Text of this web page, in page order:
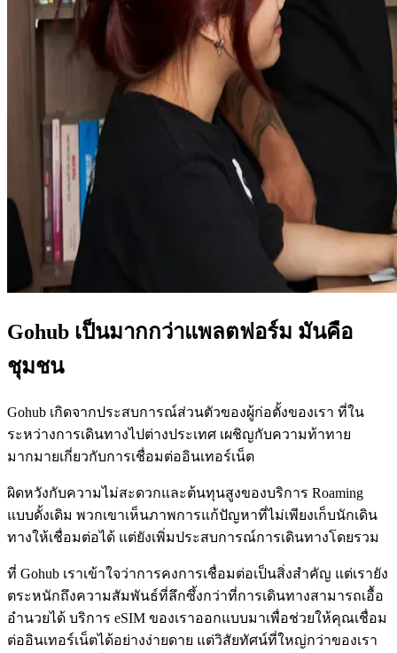
Gohub เป็นมากกว่าแพลตฟอร์ม มันคือ
ชุมชน
Gohub เกิดจากประสบการณ์ส่วนตัวของผู้ก่อตั้งของเรา ที่ใน
ระหว่างการเดินทางไปต่างประเทศ เผชิญกับความท้าทาย
มากมายเกี่ยวกับการเชื่อมต่ออินเทอร์เน็ต
ผิดหวังกับความไม่สะดวกและต้นทุนสูงของบริการ Roaming
แบบดั้งเดิม พวกเขาเห็นภาพการแก้ปัญหาที่ไม่เพียงเก็บนักเดิน
ทางให้เชื่อมต่อได้ แต่ยังเพิ่มประสบการณ์การเดินทางโดยรวม
ที่ Gohub เราเข้าใจว่าการคงการเชื่อมต่อเป็นสิ่งสำคัญ แต่เรายัง
ตระหนักถึงความสัมพันธ์ที่ลึกซึ้งกว่าที่การเดินทางสามารถเอื้อ
อำนวยได้ บริการ eSIM ของเราออกแบบมาเพื่อช่วยให้คุณเชื่อม
ต่ออินเทอร์เน็ตได้อย่างง่ายดาย แต่วิสัยทัศน์ที่ใหญ่กว่าของเรา